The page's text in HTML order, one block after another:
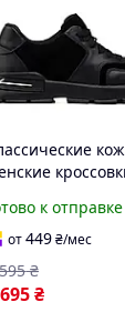
толстой
и
к отправке
от449₴/мес
₴
₴